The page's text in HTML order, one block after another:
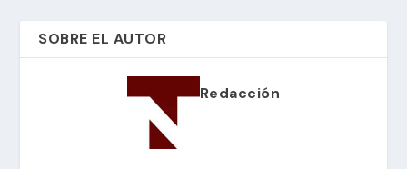
SOBRE EL AUTOR
Redacción